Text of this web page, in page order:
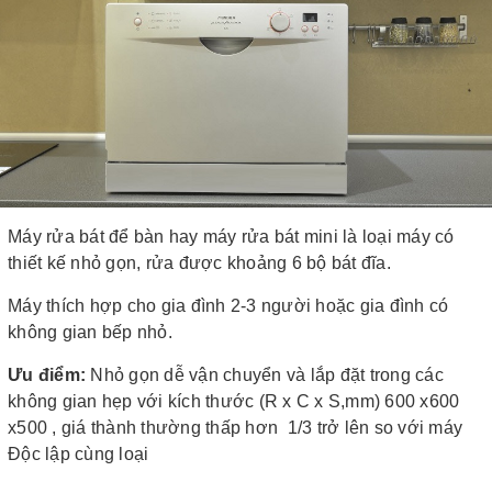
Máy rửa bát để bàn hay máy rửa bát mini là loại máy có
thiết kế nhỏ gọn, rửa được khoảng 6 bộ bát đĩa.
Máy thích hợp cho gia đình 2-3 người hoặc gia đình có
không gian bếp nhỏ.
Ưu điểm: Nhỏ gọn dễ vận chuyển và lắp đặt trong các
không gian hẹp với kích thước (R x C x S,mm) 600 x600
x500 , giá thành thường thấp hơn 1/3 trở lên so với máy
Độc lập cùng loại